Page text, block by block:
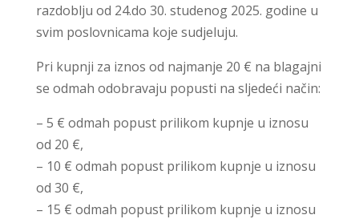
razdoblju od 24.do 30. studenog 2025. godine u
svim poslovnicama koje sudjeluju.
Pri kupnji za iznos od najmanje 20 € na blagajni
se odmah odobravaju popusti na sljedeći način:
– 5 € odmah popust prilikom kupnje u iznosu
od 20 €,
– 10 € odmah popust prilikom kupnje u iznosu
od 30 €,
– 15 € odmah popust prilikom kupnje u iznosu